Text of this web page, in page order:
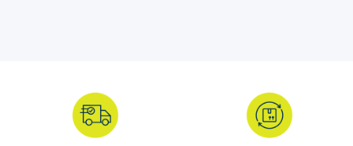
protección contra rayos y aplicaciones industriales o de
telecomunicaciones.